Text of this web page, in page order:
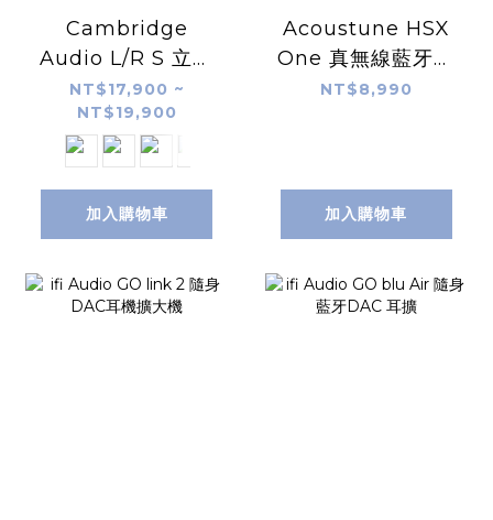
Cambridge
Audio L/R S 立體
聲主動式音響
NT$17,900 ~
NT$19,900
加入購物車
Acoustune HSX
One 真無線藍牙耳
機
NT$8,990
加入購物車